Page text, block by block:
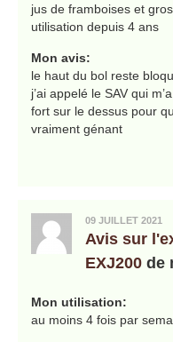
jus de framboises et
utilisation depuis 4 ans
Mon avis:
le haut du bol reste
j’ai appelé le SAV qui
fort sur le dessus pour
vraiment génant
09 JUILLET 2021
Avis sur
EXJ200 de
Mon utilisation:
au moins 4 fois par